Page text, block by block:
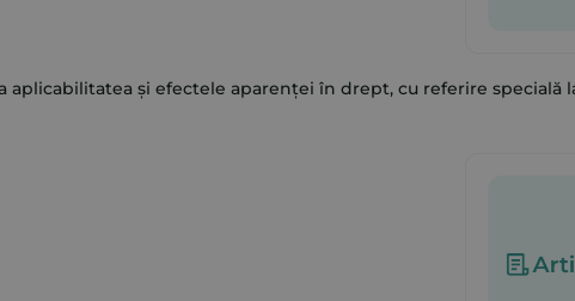
aplicabilitatea și efectele aparenței în drept, cu referire specială